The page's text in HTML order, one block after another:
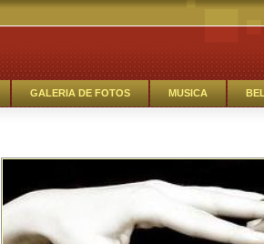
GALERIA DE FOTOS MUSICA
O TALENTO NEGRO